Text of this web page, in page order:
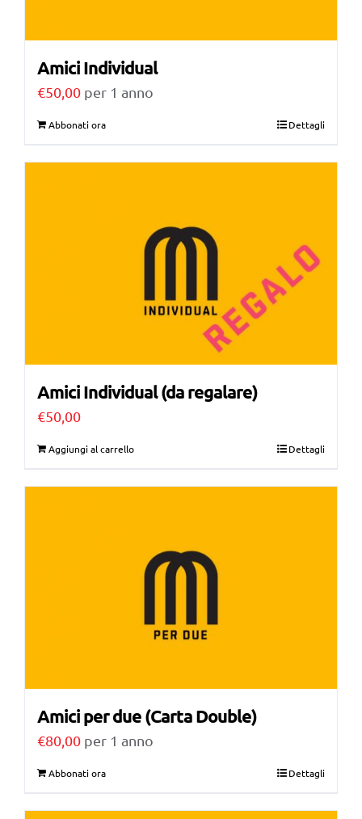
Amici Individual
€50,00 per 1 anno
Abbonati ora Dettagli
Amici Individual (da regalare)
€50,00
Aggiungi al carrello Dettagli
Amici per due (Carta Double)
€80,00 per 1 anno
Abbonati ora Dettagli